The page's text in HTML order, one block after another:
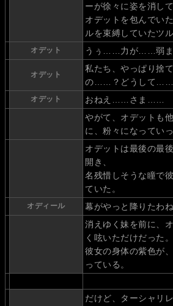
ーが徐々に姿を消して
オデットを包んでい
ルを束縛していたツ
オデット うぅ……力が……弱
オデット
私たち、やっぱり捨
の……？どうして……
オデット
おねえ……さま……
やがて、オデットも
に、粉々になっていっ
オデットは最後の最
開き、
名残惜しそうな瞳で
ていた。
オディール
幕がやっと降りたわね
消えゆく妹を前に、
く呟いただけだった。
彼女の身体の紫色が
っている。
だけど、ターシャリ